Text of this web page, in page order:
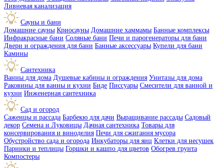
Ливневая канализация
Сауны и бани
Домашние сауны Криосауны Домашние хаммамы Банные комплексы
Инфракрасные бани Соляные бани Печи и парогенераторы для бани
Двери и ограждения для бани Банные аксессуары Купели для бани
Камины
Сантехника
Ванны для дома Душевые кабины и ограждения Унитазы для дома
Раковины для ванны и кухни Биде Писсуары Смесители для ванной и
кухни Инженерная сантехника
Сад и огород
Саженцы и рассада Барбекю для дачи Выращивание рассады Садовый
декор Семена и Луковицы Дачная сантехника Товары для
консервирования и виноделия Печи для сжигания мусора
Обустройство сада и огорода Инкубаторы для яиц Клетки для несушек
Парники и теплицы Горшки и кашпо для цветов Обогрев грунта
Компостеры